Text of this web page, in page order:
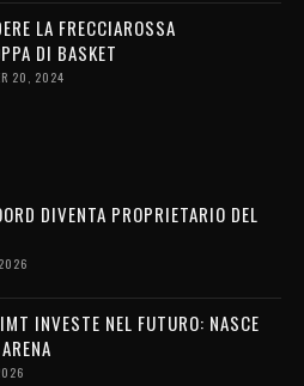
LA FRECCIAROSSA
DI BASKET
20, 2024
DIVENTA PROPRIETARIO DEL
INVESTE NEL FUTURO: NASCE